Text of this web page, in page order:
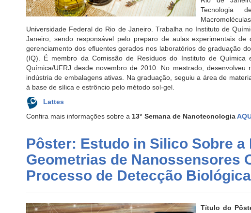
Tecnologia
Universidade Federal do Rio de Janeiro. Trabalha no Instituto de
Janeiro, sendo responsável pelo preparo de aulas experimentais
gerenciamento dos efluentes gerados nos laboratórios de graduação
(IQ). É membro da Comissão de Resíduos do Instituto de Química
Química/UFRJ desde novembro de 2010. No mestrado, desenvolveu
indústria de embalagens ativas. Na graduação, seguiu a área de
à base de sílica e estrôncio pelo método sol-gel.
Lattes
Confira mais informações sobre a 13° Semana de Nanotecnologia
Pôster: Estudo in Silico Sobre a
Geometrias de Nanossensores
Processo de Detecção Biológica
Título do